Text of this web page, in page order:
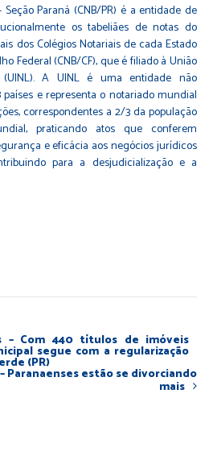
Paraná (CNB/PR) é a entidade de
os tabeliães de notas do
dos Colégios Notariais de cada Estado
Federal (CNB/CF), que é filiado à União
A UINL é uma entidade não
e representa o notariado mundial
correspondentes a 2/3 da população
praticando atos que conferem
e eficácia aos negócios jurídicos
para a desjudicialização e a
– Com 440 títulos de imóveis
segue com a regularização
(PR)
Paranaenses estão se divorciando
mais